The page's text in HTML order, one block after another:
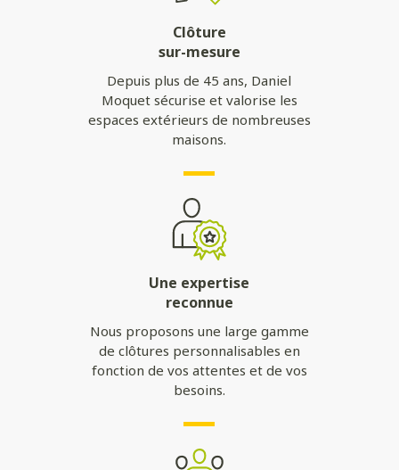
Clôture
sur-mesure
Depuis plus de 45 ans, Daniel
Moquet sécurise et valorise les
espaces extérieurs de nombreuses
maisons.
Une expertise
reconnue
Nous proposons une large gamme
de clôtures personnalisables en
fonction de vos attentes et de vos
besoins.